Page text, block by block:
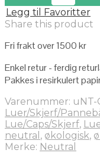
Legg til Favoritter
Share this product
Fri frakt over 1500 kr
Enkel retur - ferdig
Pakkes i resirkulert
Varenummer: uNT-
Luer/Skjerf/
Lue/Caps/Skjerf,
neutral , økologisk,
Merke: Neutral